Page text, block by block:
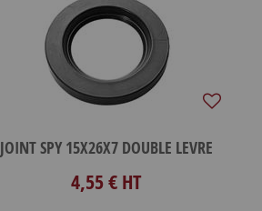
JOINT SPY 15X26X7 DOUBLE LEVRE
4,55 € HT